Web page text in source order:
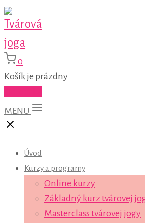
0
Košík je prázdny
MENU
Úvod
Kurzy a programy
Online kurzy
Základný kurz tvárovej
Masterclass tvárovej jogy